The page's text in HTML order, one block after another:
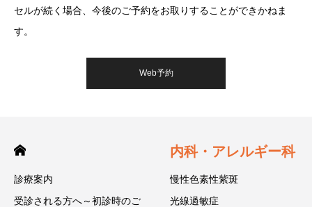
セルが続く場合、今後のご予約をお取りすることができかねま
す。
Web予約
診療案内
受診される方へ～初診時のご
内科・アレルギー科
慢性色素性紫斑
光線過敏症